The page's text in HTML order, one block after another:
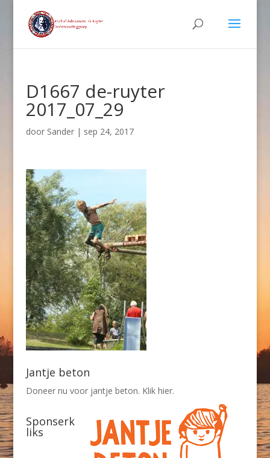
D1667 de-ruyter
2017_07_29
door Sander| sep 24, 2017
Jantje beton
Doneer nu voor jantje beton. Klik hier.
Sponserk
liks